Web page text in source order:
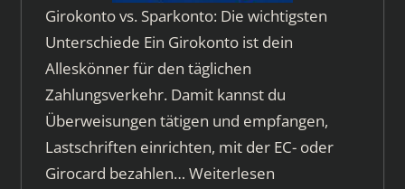
Girokonto vs. Sparkonto: Die wichtigsten
Unterschiede Ein Girokonto ist dein
Alleskönner für den täglichen
Zahlungsverkehr. Damit kannst du
Überweisungen tätigen und empfangen,
Lastschriften einrichten, mit der EC- oder
Girocard bezahlen… Weiterlesen